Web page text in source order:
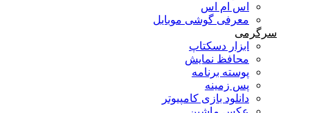
اس ام اس
معرفی گوشی موبایل
سرگرمی
ابزار دسکتاپ
محافظ نمایش
پوسته برنامه
پس زمینه
دانلود بازی کامپیوتر